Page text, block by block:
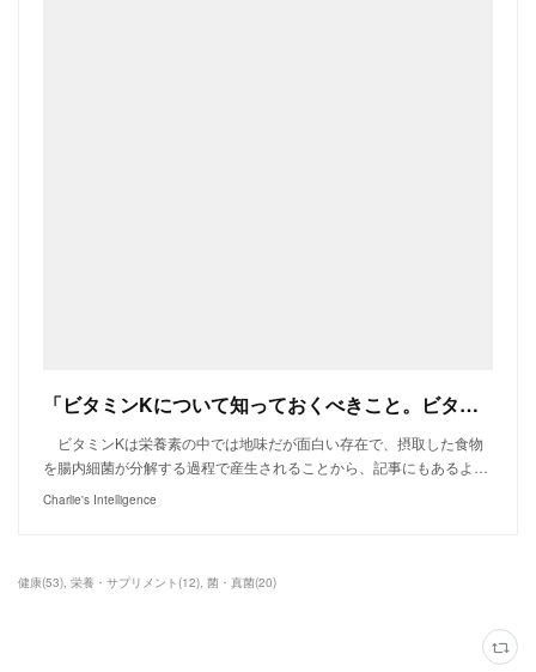
「ビタミンKについて知っておくべきこと。ビタミンDとあわせて摂るべき理由や意識したい食品も | Vogue Japan」
ビタミンKは栄養素の中では地味だが面白い存在で、摂取した食物
を腸内細菌が分解する過程で産生されることから、記事にもあるよ…
Charlie's Intelligence
健康(53) 栄養・サプリメント(12) 菌・真菌(20)